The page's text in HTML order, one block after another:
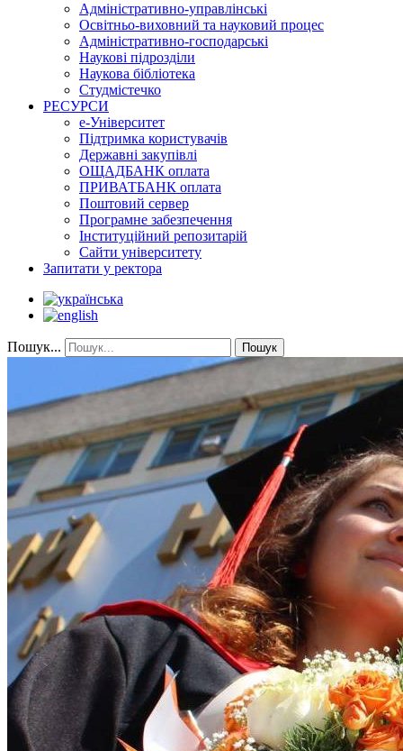
Адміністративно-управлінські
Освітньо-виховний та науковий процес
Адміністративно-господарські
Наукові підрозділи
Наукова бібліотека
Студмістечко
РЕСУРСИ
е-Університет
Підтримка користувачів
Державні закупівлі
ОЩАДБАНК оплата
ПРИВАТБАНК оплата
Поштовий сервер
Програмне забезпечення
Інституційний репозитарій
Сайти університету
Запитати у ректора
Пошук... Пошук